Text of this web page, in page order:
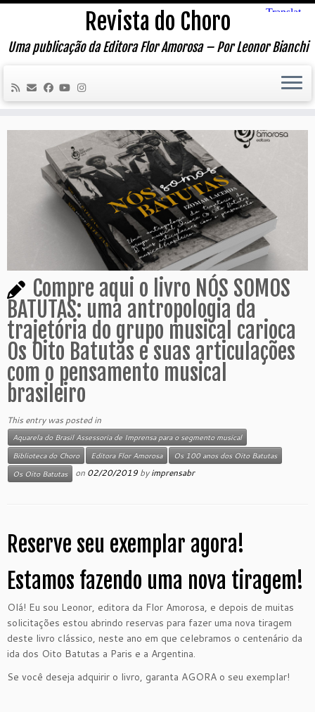
Skip
content
Revista do Choro
Uma publicação da Editora Flor Amorosa – Por Leonor Bianchi
Compre aqui o livro NÓS SOMOS
BATUTAS: uma antropologia da
trajetória do grupo musical carioca
Os Oito Batutas e suas articulações
com o pensamento musical
brasileiro
This entry was posted in
Aquarela do Brasil Assessoria de Imprensa para o segmento musical
Biblioteca do Choro
Editora Flor Amorosa
Os 100 anos dos Oito Batutas
Os Oito Batutas
on 02/20/2019 byimprensabr
Reserve seu exemplar agora!
Estamos fazendo uma nova tiragem!
Olá! Eu sou Leonor, editora da Flor Amorosa, e depois de muitas
solicitações estou abrindo reservas para fazer uma nova tiragem
deste livro clássico, neste ano em que celebramos o centenário da
ida dos Oito Batutas a Paris e a Argentina.
Se você deseja adquirir o livro, garanta AGORA o seu exemplar!